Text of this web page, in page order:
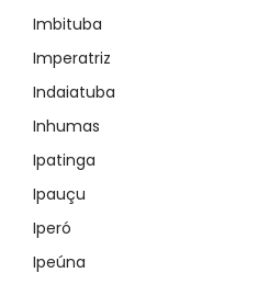
Imbituba
Imperatriz
Indaiatuba
Inhumas
Ipatinga
Ipauçu
Iperó
Ipeúna